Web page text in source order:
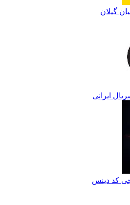
گیلان
ایرانی
کد دینس